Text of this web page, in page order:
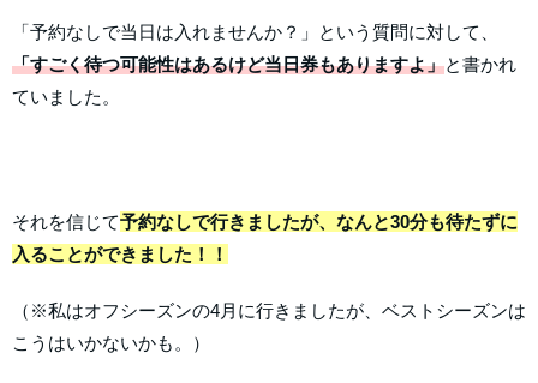
「予約なしで当日は入れませんか？」という質問に対して、
「すごく待つ可能性はあるけど当日券もありますよ」と書かれ
ていました。
それを信じて予約なしで行きましたが、なんと30分も待たずに
入ることができました！！
（※私はオフシーズンの4月に行きましたが、ベストシーズンは
こうはいかないかも。）